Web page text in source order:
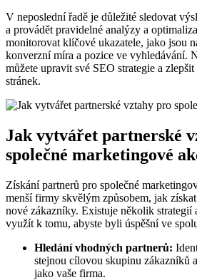
V neposlední řadě je důležité sledovat
a provádět pravidelné analýzy a
monitorovat klíčové ukazatele, jako jsou
konverzní míra a pozice ve vyhledávání.
můžete upravit své SEO strategie a
stránek.
Jak vytvářet partnerské
společné marketingové
Získání partnerů pro společné
menší firmy skvělým způsobem, jak
nové zákazníky. Existuje několik strategií
využít k tomu, abyste byli úspěšní ve
Hledání vhodných partnerů:
stejnou cílovou skupinu zákazníků
jako vaše firma.